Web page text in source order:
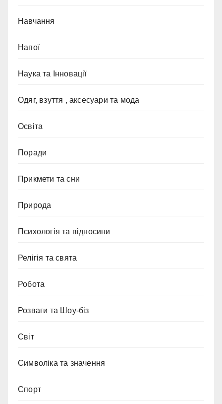
Навчання
Напої
Наука та Інновації
Одяг, взуття , аксесуари та мода
Освіта
Поради
Прикмети та сни
Природа
Психологія та відносини
Релігія та свята
Робота
Розваги та Шоу-біз
Світ
Символіка та значення
Спорт